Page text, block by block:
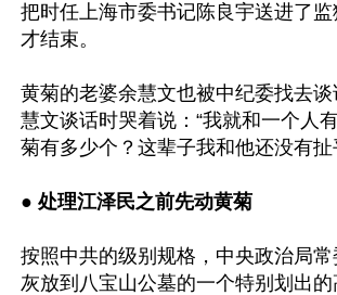
把时任上海市委书记陈良宇送进了
才结束。
黄菊的老婆余慧文也被中纪委找去
慧文谈话时哭着说：“我就和一个人
菊有多少个？这辈子我和他还没有扯
● 处理江泽民之前先动黄菊
按照中共的级别规格，中央政治局
灰放到八宝山公墓的一个特别划出的